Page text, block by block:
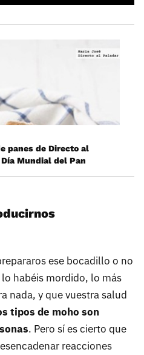
panes de Directo al
Mundial del Pan
ese bocadillo o no
habéis mordido, lo más
nada, y que vuestra salud
tipos de moho son
. Pero sí es cierto que
reacciones